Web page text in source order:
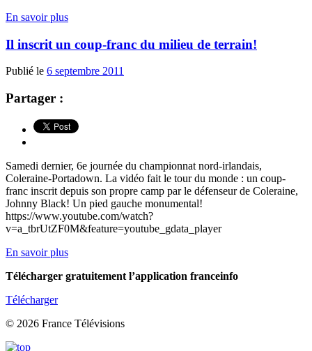
En savoir plus
Il inscrit un coup-franc du milieu de terrain!
Publié le 6 septembre 2011
Partager :
Samedi dernier, 6e journée du championnat nord-irlandais,
Coleraine-Portadown. La vidéo fait le tour du monde : un coup-
franc inscrit depuis son propre camp par le défenseur de Coleraine,
Johnny Black! Un pied gauche monumental!
https://www.youtube.com/watch?
v=a_tbrUtZF0M&feature=youtube_gdata_player
En savoir plus
Télécharger gratuitement l’application franceinfo
Télécharger
© 2026 France Télévisions